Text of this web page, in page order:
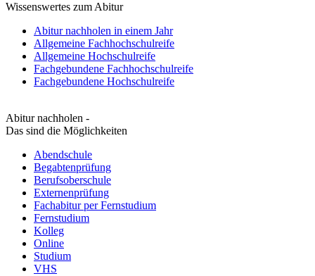
Wissenswertes zum Abitur
Abitur nachholen in einem Jahr
Allgemeine Fachhochschulreife
Allgemeine Hochschulreife
Fachgebundene Fachhochschulreife
Fachgebundene Hochschulreife
Abitur nachholen -
Das sind die Möglichkeiten
Abendschule
Begabtenprüfung
Berufsoberschule
Externenprüfung
Fachabitur per Fernstudium
Fernstudium
Kolleg
Online
Studium
VHS